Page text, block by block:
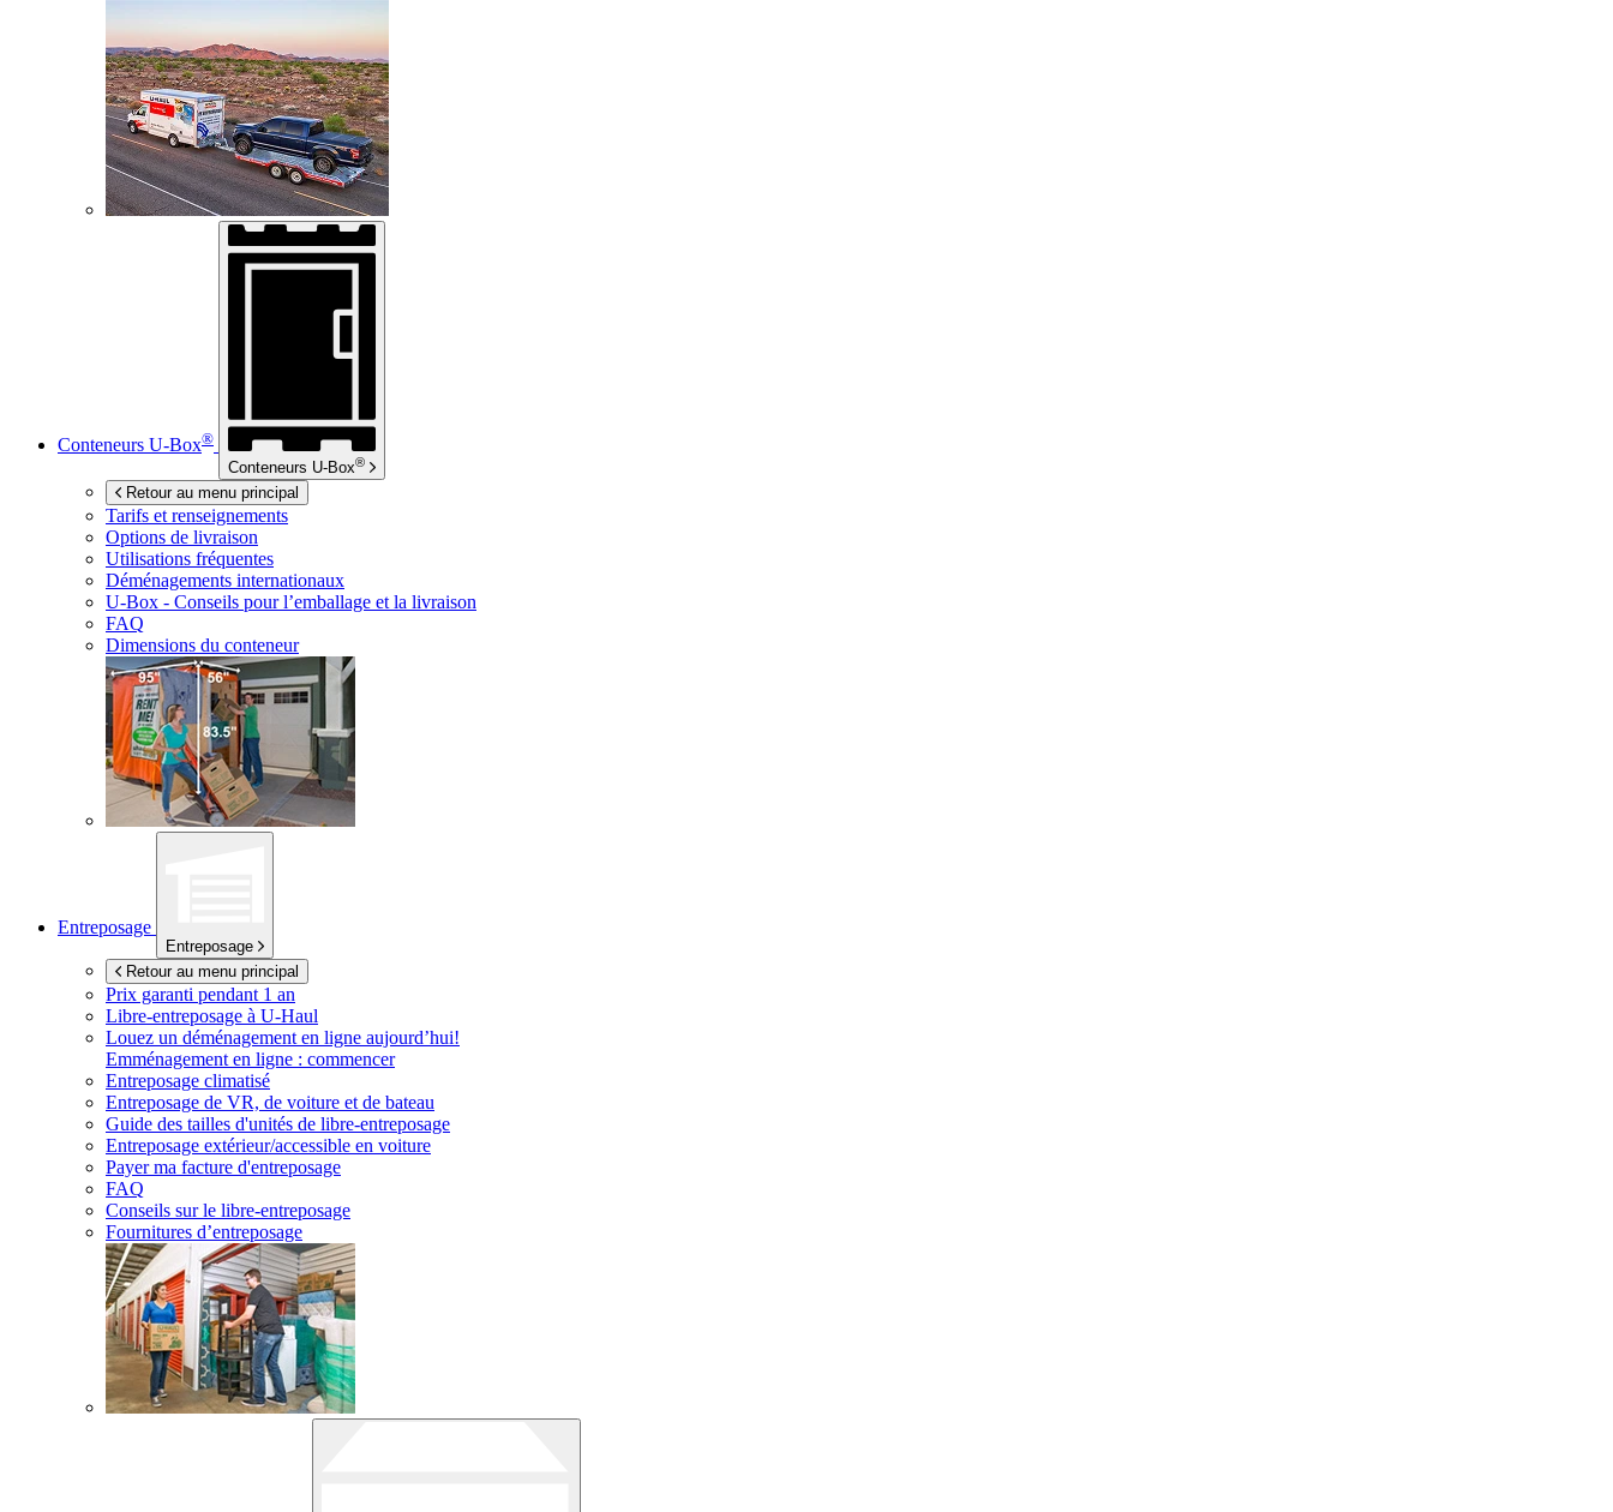
Conteneurs U-Box®
Conteneurs U-Box®
Retour au menu principal
Tarifs et renseignements
Options de livraison
Utilisations fréquentes
Déménagements internationaux
U-Box - Conseils pour l’emballage et la livraison
FAQ
Dimensions du conteneur
Entreposage
Entreposage
Retour au menu principal
Prix garanti pendant 1 an
Libre-entreposage à U-Haul
Louez un déménagement en ligne aujourd’hui!
Emménagement en ligne : commencer
Entreposage climatisé
Entreposage de VR, de voiture et de bateau
Guide des tailles d'unités de libre-entreposage
Entreposage extérieur/accessible en voiture
Payer ma facture d'entreposage
FAQ
Conseils sur le libre-entreposage
Fournitures d’entreposage